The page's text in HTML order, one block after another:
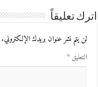
اترك تعليقاً
لن يتم نشر عنوان بريدك الإلكتروني.
التعليق*